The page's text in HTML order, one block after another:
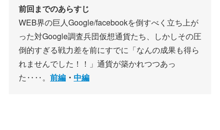
前回までのあらすじ
WEB界の巨人Google/facebookを倒すべく立ち上が
った対Google調査兵団仮想通貨たち、しかしその圧
倒的すぎる戦力差を前にすでに「なんの成果も得ら
れませんでした！！」通貨が築かれつつあっ
た‥‥。 前編 ・ 中編